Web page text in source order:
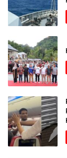
Siaran